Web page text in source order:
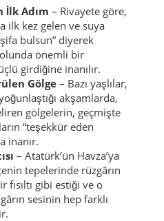
İlk Adım – Rivayete göre,
ilk kez gelen ve suya
bulsun” diyerek
önemli bir
girdiğine inanılır.
Gölge– Bazı yaşlılar,
akşamlarda,
gölgelerin, geçmişte
“teşekkür eden
inanır.
– Atatürk’ün Havza’ya
tepelerinde rüzgârın
fısıltı gibi estiği ve o
sesinin hep farklı